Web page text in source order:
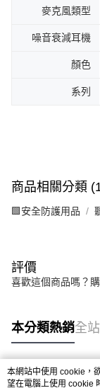
麥克風類型
噪音衰減耳機
顏色
系列
商品相關分類
🟩安全防護用品
評價
喜歡這個商品嗎？
本分類熱銷全
熱門標籤
本網站中使用 cookie，
望在電腦上使用 cookie